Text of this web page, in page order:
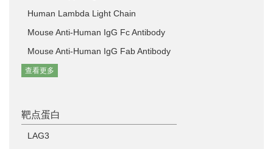
Human Lambda Light Chain
Mouse Anti-Human IgG Fc Antibody
Mouse Anti-Human IgG Fab Antibody
查看更多
靶点蛋白
LAG3